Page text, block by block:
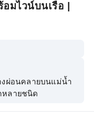
มไวน์บนเรือ |
งผ่อนคลายบนแม่น้ำ
หลายชนิด
ทางประสาทสัมผัสที่